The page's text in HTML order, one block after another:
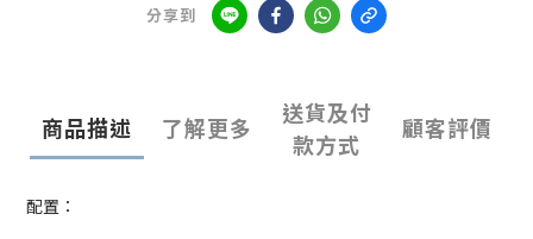
分享到
商品描述 了解更多
送貨及付
款方式
顧客評價
配置：